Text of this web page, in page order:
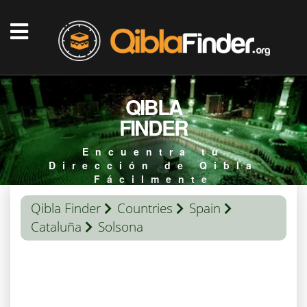
QIBLA
FINDER
Encuentra tu
Dirección de Qibla
Fácilmente
Qibla Finder Countries
Spain
Cataluña
Solsona